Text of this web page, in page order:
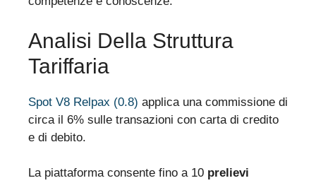
Analisi Della Struttura
Tariffaria
Spot V8 Relpax (0.8) applica una commissione di
circa il 6% sulle transazioni con carta di credito
e di debito.
La piattaforma consente fino a 10 prelievi